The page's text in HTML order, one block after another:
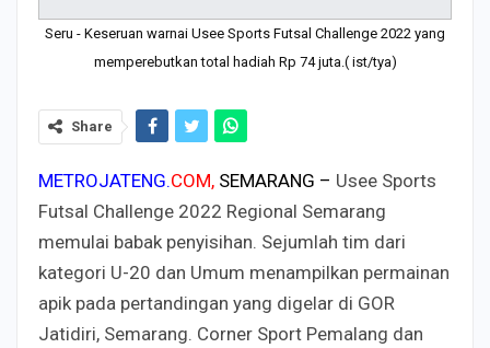
Seru - Keseruan warnai Usee Sports Futsal Challenge 2022 yang
memperebutkan total hadiah Rp 74 juta.( ist/tya)
Share
METROJATENG.COM, SEMARANG – Usee Sports
Futsal Challenge 2022 Regional Semarang
memulai babak penyisihan. Sejumlah tim dari
kategori U-20 dan Umum menampilkan permainan
apik pada pertandingan yang digelar di GOR
Jatidiri, Semarang. Corner Sport Pemalang dan